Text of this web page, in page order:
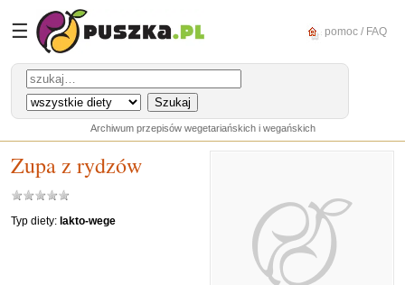
☰ pomoc / FAQ
Archiwum przepisów wegetariańskich i wegańskich
Zupa z rydzów
Typ diety: lakto-wege